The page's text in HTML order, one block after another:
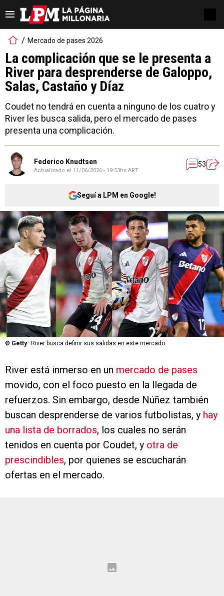
Mercado de pases 2026
La complicación que se le presenta a
River para desprenderse de Galoppo,
Salas, Castaño y Díaz
Coudet no tendrá en cuenta a ninguno de los cuatro y
River les busca salida, pero el mercado de pases
presenta una complicación.
Federico Knudtsen
Actualizado el 11/06/2026 - 19:53hs ART
53
Seguí a LPM en Google!
© Getty River busca definir sus salidas en este mercado.
River está inmerso en un mercado de pases
movido, con el foco puesto en la llegada de
refuerzos. Sin embargo, desde Núñez también
buscan desprenderse de varios futbolistas, y hay
una lista de borrados, los cuales no serán
tenidos en cuenta por Coudet, y otra de
prescindibles, por quienes se escucharán
ofertas en el mercado.